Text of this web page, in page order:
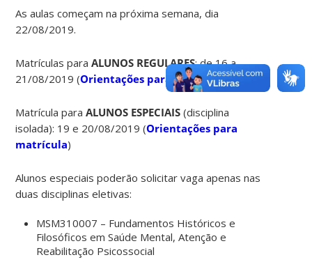
As aulas começam na próxima semana, dia
22/08/2019.
Matrículas paraALUNOS REGULARES: de 16 a
21/08/2019 (Orientações para matrícula)
Matrícula paraALUNOS ESPECIAIS (disciplina
isolada): 19 e 20/08/2019 (Orientações para
matrícula)
Alunos especiais poderão solicitar vaga apenas nas
duas disciplinas eletivas:
MSM310007 – Fundamentos Históricos e
Filosóficos em Saúde Mental, Atenção e
Reabilitação Psicossocial